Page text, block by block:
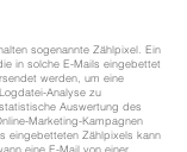
sogenannte Zählpixel. Ein
in solche E-Mails eingebettet
werden, um eine
Analyse zu
Auswertung des
Marketing-Kampagnen
eingebetteten Zählpixels kann
eine E-Mail von einer